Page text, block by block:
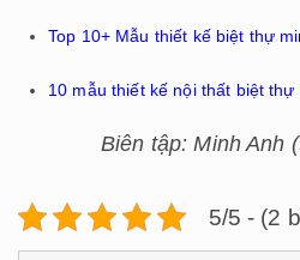
Top 10+ Mẫu thiết kế biệt thự
10 mẫu thiết kế nội thất biệt
Biên tập: Minh Anh
5/5 - (2